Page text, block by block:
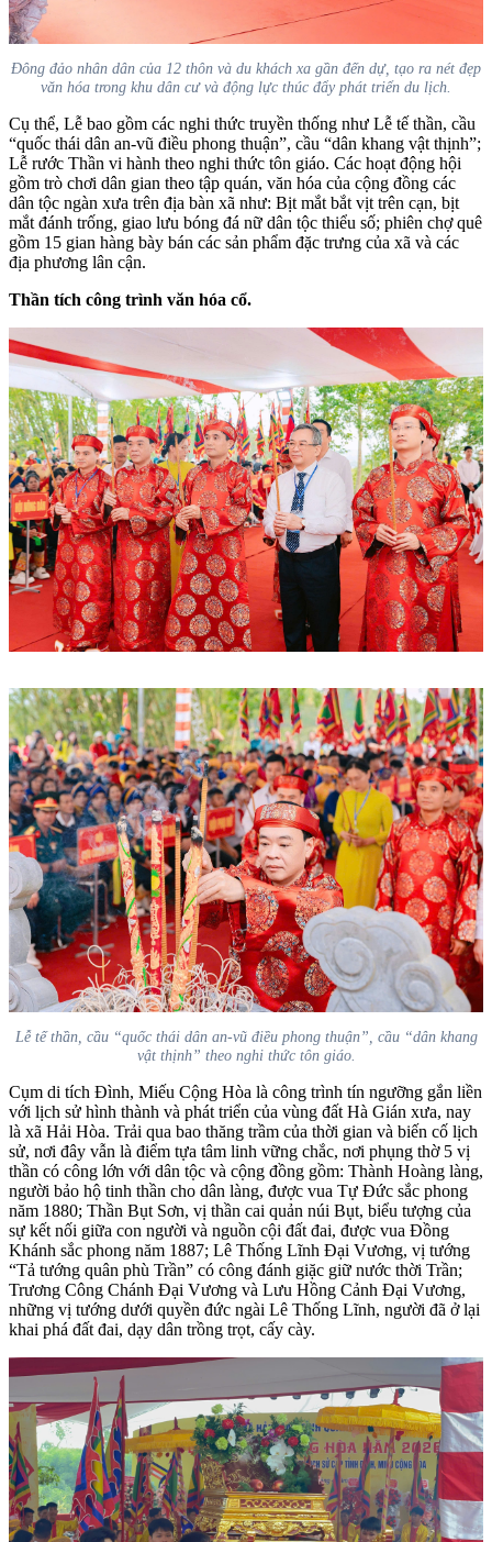
Đông đảo nhân dân của 12 thôn và du khách xa gần đến dự, tạo ra nét đẹp
văn hóa trong khu dân cư và động lực thúc đẩy phát triển du lịch.
Cụ thể, Lễ bao gồm các nghi thức truyền thống như Lễ tế thần, cầu
“quốc thái dân an-vũ điều phong thuận”, cầu “dân khang vật thịnh”;
Lễ rước Thần vi hành theo nghi thức tôn giáo. Các hoạt động hội
gồm trò chơi dân gian theo tập quán, văn hóa của cộng đồng các
dân tộc ngàn xưa trên địa bàn xã như: Bịt mắt bắt vịt trên cạn, bịt
mắt đánh trống, giao lưu bóng đá nữ dân tộc thiểu số; phiên chợ quê
gồm 15 gian hàng bày bán các sản phẩm đặc trưng của xã và các
địa phương lân cận.
Thần tích công trình văn hóa cổ.
Lễ tế thần, cầu “quốc thái dân an-vũ điều phong thuận”, cầu “dân khang
vật thịnh” theo nghi thức tôn giáo.
Cụm di tích Đình, Miếu Cộng Hòa là công trình tín ngưỡng gắn liền
với lịch sử hình thành và phát triển của vùng đất Hà Gián xưa, nay
là xã Hải Hòa. Trải qua bao thăng trầm của thời gian và biến cố lịch
sử, nơi đây vẫn là điểm tựa tâm linh vững chắc, nơi phụng thờ 5 vị
thần có công lớn với dân tộc và cộng đồng gồm: Thành Hoàng làng,
người bảo hộ tinh thần cho dân làng, được vua Tự Đức sắc phong
năm 1880; Thần Bụt Sơn, vị thần cai quản núi Bụt, biểu tượng của
sự kết nối giữa con người và nguồn cội đất đai, được vua Đồng
Khánh sắc phong năm 1887; Lê Thống Lĩnh Đại Vương, vị tướng
“Tả tướng quân phù Trần” có công đánh giặc giữ nước thời Trần;
Trương Công Chánh Đại Vương và Lưu Hồng Cảnh Đại Vương,
những vị tướng dưới quyền đức ngài Lê Thống Lĩnh, người đã ở lại
khai phá đất đai, dạy dân trồng trọt, cấy cày.